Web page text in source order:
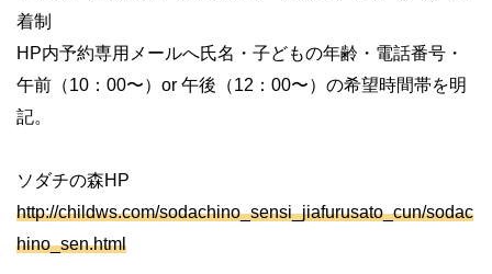
着制
HP内予約専用メールへ氏名・子どもの年齢・電話番号・
午前（10：00〜）or 午後（12：00〜）の希望時間帯を明
記。
ソダチの森HP
http://childws.com/sodachino_sensi_jiafurusato_cun/sodac
hino_sen.html